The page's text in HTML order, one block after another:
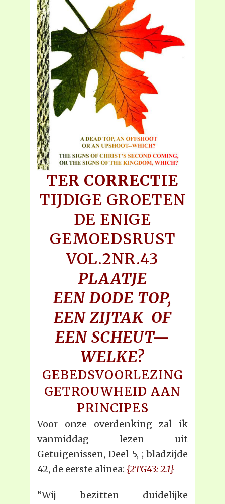
TER CORRECTIE
TIJDIGE GROETEN
DE ENIGE
GEMOEDSRUST
VOL.2NR.43
PLAATJE
EEN DODE TOP,
EEN ZIJTAK OF
EEN SCHEUT—
WELKE?
GEBEDSVOORLEZING
GETROUWHEID AAN
PRINCIPES
Voor onze overdenking zal ik
vanmiddag lezen uit
Getuigenissen, Deel 5, ; bladzijde
42, de eerste alinea: {2TG43: 2.1}
“Wij bezitten duidelijke